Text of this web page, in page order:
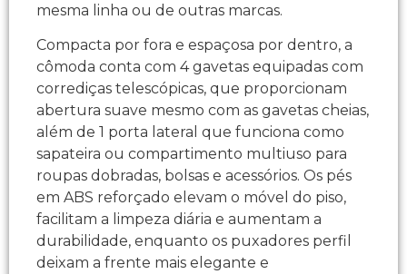
mesma linha ou de outras marcas.​
Compacta por fora e espaçosa por dentro, a
cômoda conta com 4 gavetas equipadas com
corrediças telescópicas, que proporcionam
abertura suave mesmo com as gavetas cheias,
além de 1 porta lateral que funciona como
sapateira ou compartimento multiuso para
roupas dobradas, bolsas e acessórios. Os pés
em ABS reforçado elevam o móvel do piso,
facilitam a limpeza diária e aumentam a
durabilidade, enquanto os puxadores perfil
deixam a frente mais elegante e